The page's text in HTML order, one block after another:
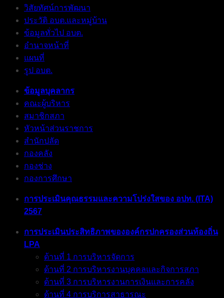
วิสัยทัศน์การพัฒนา
ประวัติ อบต.และหมู่บ้าน
ข้อมูลทั่วไป อบต.
อำนาจหน้าที่
แผนที่
รูป อบต.
ข้อมูลบุคลากร
คณะผู้บริหาร
สมาชิกสภา
หัวหน้าส่วนราชการ
สำนักปลัด
กองคลัง
กองช่าง
กองการศึกษา
การประเมินคุณธรรมและความโปร่งใสของ อปท. (ITA)
2567
การประเมินประสิทธิภาพขององค์กรปกครองส่วนท้องถิ่น
LPA
ด้านที่ 1 การบริหารจัดการ
ด้านที่ 2 การบริหารงานบุคคลและกิจการสภา
ด้านที่ 3 การบริหารงานการเงินและการคลัง
ด้านที่ 4 การบริการสาธารณะ